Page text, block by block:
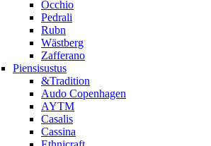
Occhio
Pedrali
Rubn
Wästberg
Zafferano
Piensisustus
&Tradition
Audo Copenhagen
AYTM
Casalis
Cassina